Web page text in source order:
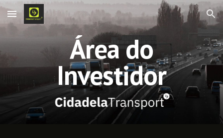
Skip to main content Skip to navigation
Área do
Investidor